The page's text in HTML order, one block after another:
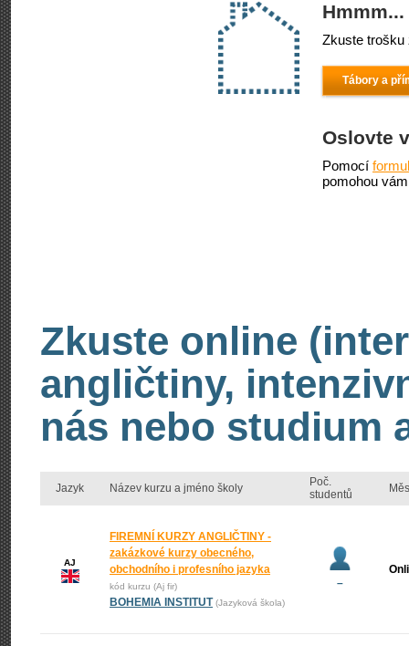
Zkuste trošku
Tábory a
Oslovte
Pomocí
pomohou
Zkuste online
angličtiny,
nás nebo studium
Jazyk Název kurzu a jméno školy
Poč.
studentů
AJ
FIREMNÍ KURZY ANGLIČTINY -
zakázkové kurzy obecného,
obchodního i profesního jazyka
kód kurzu (Aj fir)
BOHEMIA INSTITUT (Jazyková škola)
–